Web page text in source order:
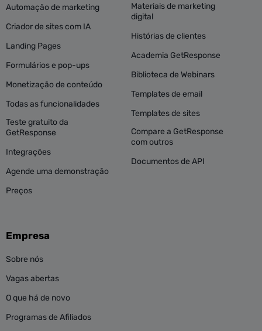
Automação de marketing
Criador de sites com IA
Landing Pages
Formulários e pop-ups
Monetização de conteúdo
Todas as funcionalidades
Teste gratuito da
GetResponse
Integrações
Agende uma demonstração
Preços
Materiais de marketing
digital
Histórias de clientes
Academia GetResponse
Biblioteca de Webinars
Templates de email
Templates de sites
Compare a GetResponse
com outros
Documentos de API
Empresa
Sobre nós
Vagas abertas
O que há de novo
Programas de Afiliados